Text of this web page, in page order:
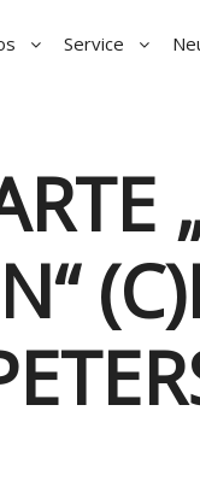
Service